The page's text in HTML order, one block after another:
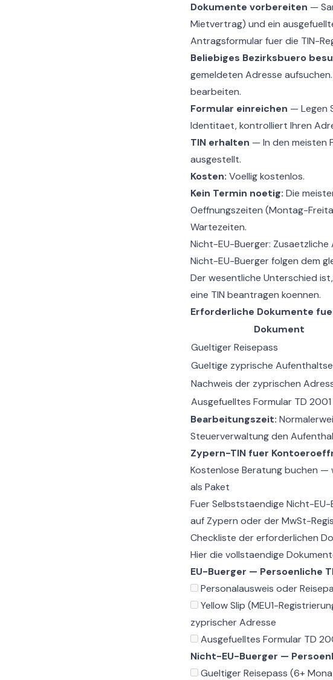
Dokumente vorbereiten —
Mietvertrag) und ein
Antragsformular fuer die TIN-
Beliebiges Bezirksbuero
gemeldeten Adresse
bearbeiten.
Formular einreichen — Legen
Identitaet, kontrolliert Ihren
TIN erhalten — In den meisten
ausgestellt.
Kosten: Voellig kostenlos.
Kein Termin noetig: Die
Oeffnungszeiten (Montag-
Wartezeiten.
Nicht-EU-Buerger:
Nicht-EU-Buerger folgen dem
Der wesentliche Unterschied
eine TIN beantragen koennen.
Erforderliche Dokumente
Dokument
Gueltiger Reisepass
Gueltige zyprische
Nachweis der zyprischen
Ausgefuelltes Formular TD 2001
Bearbeitungszeit:
Steuerverwaltung den
Zypern-TIN fuer
Kostenlose Beratung buchen —
als Paket
Fuer Selbststaendige Nicht-
auf Zypern oder der MwSt-
Checkliste der erforderlichen
Hier die vollstaendige
EU-Buerger — Persoenliche
Personalausweis oder
Yellow Slip (MEU1-
zyprischer Adresse
Ausgefuelltes Formular TD
Nicht-EU-Buerger —
Gueltiger Reisepass (6+